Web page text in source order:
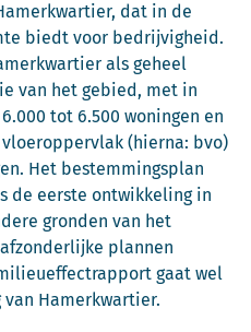
dat in de
biedt voor bedrijvigheid.
als geheel
van het gebied, met in
tot 6.500 woningen en
(hierna: bvo)
Het bestemmingsplan
de eerste ontwikkeling in
gronden van het
plannen
gaat wel
Hamerkwartier.